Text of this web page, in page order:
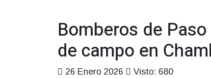
Bomberos de
de campo en
26 Enero 2026
Visto: 680